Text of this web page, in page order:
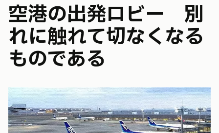
空港の出発ロビー 別
れに触れて切なくなる
ものである